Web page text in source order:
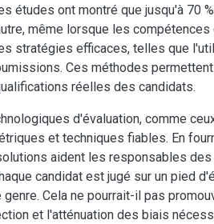
études ont montré que jusqu'à 70
même lorsque les
stratégies efficaces, telles que
Ces méthodes
réelles des candidats.
d'évaluation, comme
et techniques fiables. En
aident les responsables
candidat est jugé sur un pied
Cela ne pourrait-il pas
et l'atténuation des biais